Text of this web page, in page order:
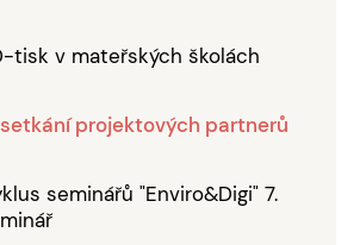
tisk v mateřských školách
projektových partnerů
seminářů "Enviro&Digi" 7.